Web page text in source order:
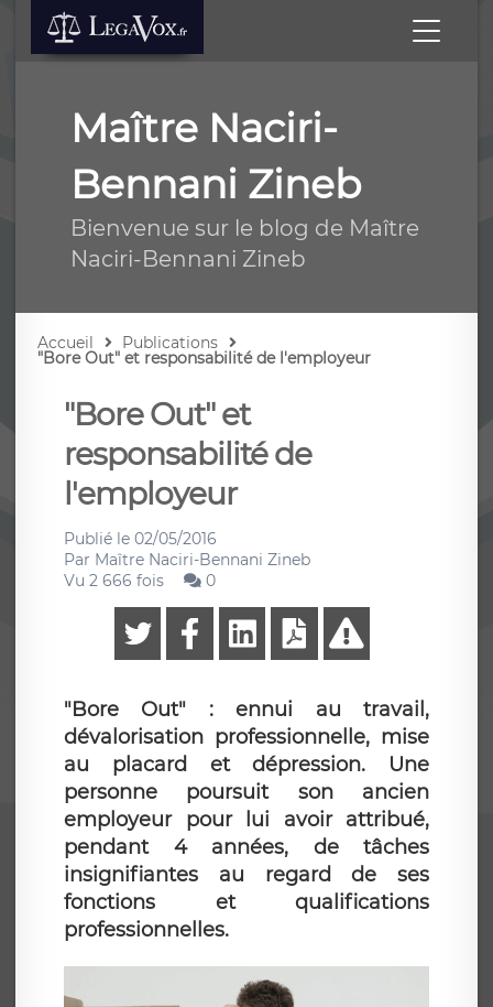
Maître Naciri-
Bennani Zineb
Bienvenue sur le blog de Maître
Naciri-Bennani Zineb
Accueil Publications
"Bore Out" et responsabilité de l'employeur
"Bore Out" et
responsabilité de
l'employeur
Publié le 02/05/2016
Par Maître Naciri-Bennani Zineb
Vu 2 666 fois
0
"Bore Out" : ennui au travail,
dévalorisation professionnelle, mise
au placard et dépression. Une
personne poursuit son ancien
employeur pour lui avoir attribué,
pendant 4 années, de tâches
insignifiantes au regard de ses
fonctions et qualifications
professionnelles.